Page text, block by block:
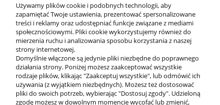
do koszyka
Używamy plików cookie i podobnych technologii, aby
zapamiętać Twoje ustawienia, prezentować spersonalizowane
treści i reklamy oraz udostępniać funkcje związane z mediami
społecznościowymi. Pliki cookie wykorzystujemy również do
mierzenia ruchu i analizowania sposobu korzystania z naszej
strony internetowej.
Domyślnie włączone są jedynie pliki niezbędne do poprawnego
działania strony. Poniżej możesz zaakceptować wszystkie
rodzaje plików, klikając "Zaakceptuj wszystkie", lub odmówić ich
używania (z wyjątkiem niezbędnych). Możesz też dostosować
pliki do swoich potrzeb, wybierając "Dostosuj zgody". Udzieloną
zgodę możesz w dowolnym momencie wycofać lub zmienić,